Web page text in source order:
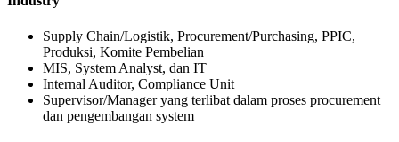
Supply Chain/Logistik, Procurement/Purchasing, PPIC,
Produksi, Komite Pembelian
MIS, System Analyst, dan IT
Internal Auditor, Compliance Unit
Supervisor/Manager yang terlibat dalam proses procurement
dan pengembangan system